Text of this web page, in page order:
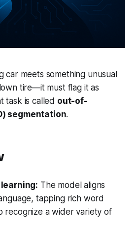
car meets something unusual
tire—it must flag it as
task is called out-of-
segmentation.
The model aligns
tapping rich word
recognize a wider variety of